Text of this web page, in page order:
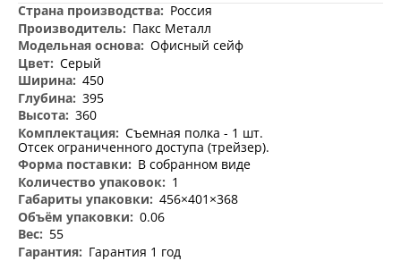
Дополнительная
информация
Россия
Пакс Металл
Офисный сейф
Серый
450
395
360
Съемная полка - 1 шт.
Отсек ограниченного доступа (трейзер).
В собранном виде
1
456×401×368
0.06
55
Гарантия 1 год